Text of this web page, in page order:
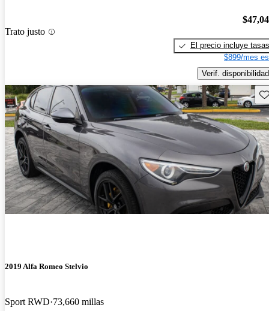
Trato justo
El precio incluye tasas
$899/mes
Verif. disponibilidad
2019 Alfa Romeo Stelvio
Sport RWD 73,660 millas